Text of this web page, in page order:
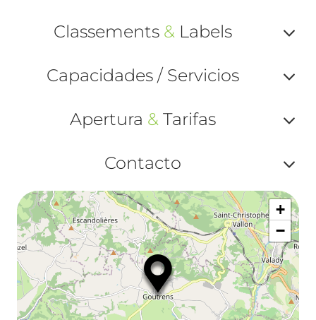
Classements & Labels
ou
Capacidades / Servicios
ou
Apertura & Tarifas
ou
et
Contacto
ou
+
−